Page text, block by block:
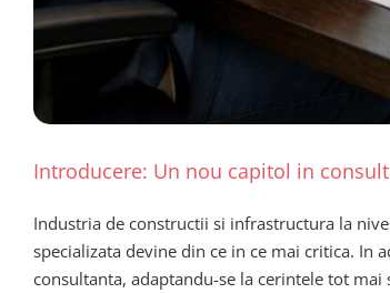
Introducere: Un nou capitol in
Industria de constructii si infrastructura la
specializata devine din ce in ce mai critica. In
consultanta, adaptandu-se la cerintele tot